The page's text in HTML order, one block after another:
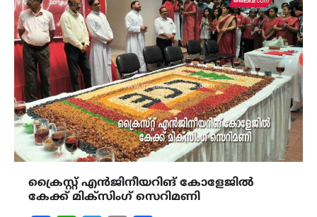
ക്രൈസ്റ്റ് എൻജിനീയറിങ് കോളേജിൽ
കേക്ക് മിക്സിംഗ് സെറിമണി